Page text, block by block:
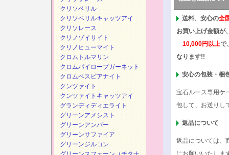
送料、安心の全
お買い上げ金額が
10,000円以上で
なります!!
安心の包装・梱
宝石ルース専用ケ
包して、お送りし
返品について
返品については、
にお願いいたしま
クリソベリル
クリソベリルキャッツアイ
クリソレース
クリノゾイサイト
クリノヒューマイト
クロムトルマリン
クロムパイロープガーネット
クロムベスビアナイト
クンツァイト
クンツァイトキャッツアイ
グランディディエライト
グリーンアメシスト
グリーンアンバー
グリーンサファイア
グリーンジルコン